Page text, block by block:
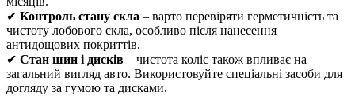
✔ Контроль стану скла – варто перевіряти герметичність та
чистоту лобового скла, особливо після нанесення
антидощових покриттів.
✔ Стан шин і дисків – чистота коліс також впливає на
загальний вигляд авто. Використовуйте спеціальні засоби для
догляду за гумою та дисками.